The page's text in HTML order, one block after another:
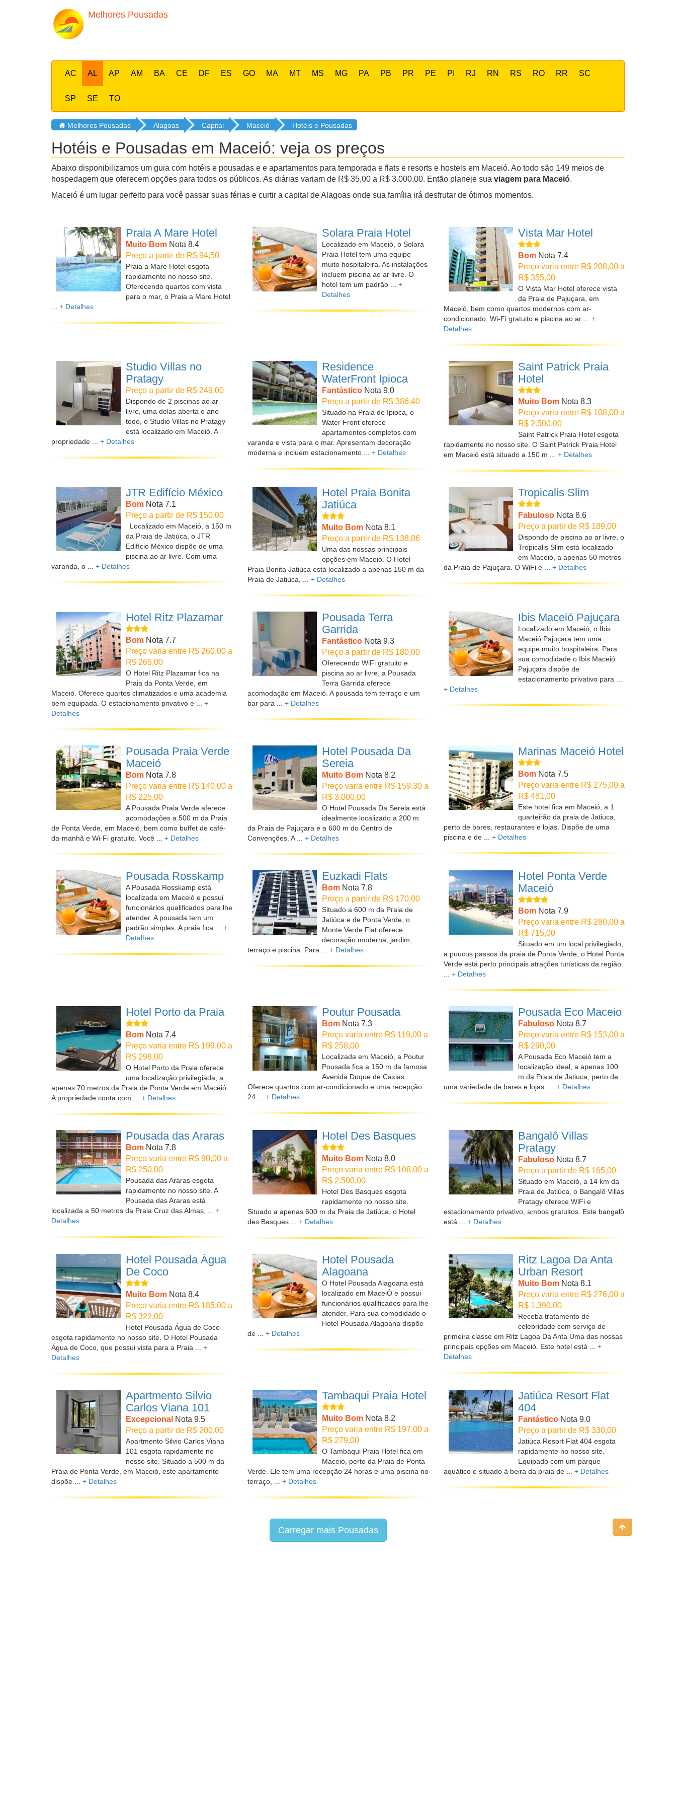
Melhores Pousadas
AC AL AP AM BA CE DF ES GO MA MT MS MG PA PB PR PE PI RJ RN RS RO RR SC
SP SE TO
Melhores Pousadas Alagoas Capital Maceió Hotéis e Pousadas
Hotéis e Pousadas em Maceió: veja os preços
Abaixo disponibilizamos um guia com hotéis e pousadas e e apartamentos para temporada e flats e resorts e hostels em Maceió. Ao todo são 149 meios de
hospedagem que oferecem opções para todos os públicos. As diárias variam de R$ 35,00 a R$ 3.000,00. Então planeje sua viagem para Maceió.
Maceió é um lugar perfeito para você passar suas férias e curtir a capital de Alagoas onde sua família irá desfrutar de ótimos momentos.
Praia A Mare Hotel
Muito Bom Nota 8.4
Preço a partir de R$ 94,50
Praia a Mare Hotel esgota
rapidamente no nosso site.
Oferecendo quartos com vista
para o mar, o Praia a Mare Hotel
+ Detalhes
Solara Praia Hotel
Localizado em Maceió, o Solara
Praia Hotel tem uma equipe
muito hospitaleira. As instalações
incluem piscina ao ar livre. O
hotel tem um padrão ... +
Detalhes
Vista Mar Hotel
Bom Nota 7.4
Preço varia entre R$ 208,00 a
R$ 355,00
O Vista Mar Hotel oferece vista
da Praia de Pajuçara, em
Maceió, bem como quartos modernos com ar-
condicionado, Wi-Fi gratuito e piscina ao ar ... +
Detalhes
Studio Villas no
Pratagy
Preço a partir de R$ 249,00
Dispondo de 2 piscinas ao ar
livre, uma delas aberta o ano
todo, o Studio Villas no Pratagy
está localizado em Maceió. A
propriedade ... + Detalhes
Residence
WaterFront Ipioca
Fantástico Nota 9.0
Preço a partir de R$ 386,40
Situado na Praia de Ipioca, o
Water Front oferece
apartamentos completos com
varanda e vista para o mar. Apresentam decoração
moderna e incluem estacionamento ... + Detalhes
Saint Patrick Praia
Hotel
Muito Bom Nota 8.3
Preço varia entre R$ 108,00 a
R$ 2.500,00
Saint Patrick Praia Hotel esgota
rapidamente no nosso site. O Saint Patrick Praia Hotel
em Maceió está situado a 150 m ... + Detalhes
JTR Edifício México
Bom Nota 7.1
Preço a partir de R$ 150,00
Localizado em Maceió, a 150 m
da Praia de Jatiúca, o JTR
Edifício México dispõe de uma
piscina ao ar livre. Com uma
varanda, o ... + Detalhes
Hotel Praia Bonita
Jatiúca
Muito Bom Nota 8.1
Preço a partir de R$ 138,86
Uma das nossas principais
opções em Maceió. O Hotel
Praia Bonita Jatiúca está localizado a apenas 150 m da
Praia de Jatiúca, ... + Detalhes
Tropicalis Slim
Fabuloso Nota 8.6
Preço a partir de R$ 189,00
Dispondo de piscina ao ar livre, o
Tropicalis Slim está localizado
em Maceió, a apenas 50 metros
da Praia de Pajuçara. O WiFi e ... + Detalhes
Hotel Ritz Plazamar
Bom Nota 7.7
Preço varia entre R$ 260,00 a
R$ 265,00
O Hotel Ritz Plazamar fica na
Praia da Ponta Verde, em
Maceió. Oferece quartos climatizados e uma academia
bem equipada. O estacionamento privativo e ... +
Detalhes
Pousada Terra
Garrida
Fantástico Nota 9.3
Preço a partir de R$ 180,00
Oferecendo WiFi gratuito e
piscina ao ar livre, a Pousada
Terra Garrida oferece
acomodação em Maceió. A pousada tem terraço e um
bar para ... + Detalhes
Ibis Maceió Pajuçara
Localizado em Maceió, o Ibis
Maceió Pajuçara tem uma
equipe muito hospitaleira. Para
sua comodidade o Ibis Maceió
Pajuçara dispõe de
estacionamento privativo para ...
+ Detalhes
Pousada Praia Verde
Maceió
Bom Nota 7.8
Preço varia entre R$ 140,00 a
R$ 225,00
A Pousada Praia Verde aferece
acomodações a 500 m da Praia
de Ponta Verde, em Maceió, bem como buffet de café-
da-manhã e Wi-Fi gratuito. Você ... + Detalhes
Hotel Pousada Da
Sereia
Muito Bom Nota 8.2
Preço varia entre R$ 159,30 a
R$ 3.000,00
O Hotel Pousada Da Sereia está
idealmente localizado a 200 m
da Praia de Pajuçara e a 600 m do Centro de
Convenções. A ... + Detalhes
Marinas Maceió Hotel
Bom Nota 7.5
Preço varia entre R$ 275,00 a
R$ 481,00
Este hotel fica em Maceió, a 1
quarteirão da praia de Jatiuca,
perto de bares, restaurantes e lojas. Dispõe de uma
piscina e de ... + Detalhes
Pousada Rosskamp
A Pousada Rosskamp está
localizada em Maceió e possui
funcionários qualificados para lhe
atender. A pousada tem um
padrão simples. A praia fica ... +
Detalhes
Euzkadi Flats
Bom Nota 7.8
Preço a partir de R$ 170,00
Situado a 600 m da Praia de
Jatiúca e de Ponta Verde, o
Monte Verde Flat oferece
decoração moderna, jardim,
terraço e piscina. Para ... + Detalhes
Hotel Ponta Verde
Maceió
Bom Nota 7.9
Preço varia entre R$ 280,00 a
R$ 715,00
Situado em um local privilegiado,
a poucos passos da praia de Ponta Verde, o Hotel Ponta
Verde está perto principais atrações turísticas da região.
+ Detalhes
Hotel Porto da Praia
Bom Nota 7.4
Preço varia entre R$ 199,00 a
R$ 298,00
O Hotel Porto da Praia oferece
uma localização privilegiada, a
apenas 70 metros da Praia de Ponta Verde em Maceió.
A propriedade conta com ... + Detalhes
Poutur Pousada
Bom Nota 7.3
Preço varia entre R$ 119,00 a
R$ 258,00
Localizada em Maceió, a Poutur
Pousada fica a 150 m da famosa
Avenida Duque de Caxias.
Oferece quartos com ar-condicionado e uma recepção
24 ... + Detalhes
Pousada Eco Maceio
Fabuloso Nota 8.7
Preço varia entre R$ 153,00 a
R$ 290,00
A Pousada Eco Maceió tem a
localização ideal, a apenas 100
m da Praia de Jatiuca, perto de
uma variedade de bares e lojas. ... + Detalhes
Pousada das Araras
Bom Nota 7.8
Preço varia entre R$ 90,00 a
R$ 250,00
Pousada das Araras esgota
rapidamente no nosso site. A
Pousada das Araras está
localizada a 50 metros da Praia Cruz das Almas, ... +
Detalhes
Hotel Des Basques
Muito Bom Nota 8.0
Preço varia entre R$ 108,00 a
R$ 2.500,00
Hotel Des Basques esgota
rapidamente no nosso site.
Situado a apenas 600 m da Praia de Jatiúca, o Hotel
des Basques ... + Detalhes
Bangalô Villas
Pratagy
Fabuloso Nota 8.7
Preço a partir de R$ 165,00
Situado em Maceió, a 14 km da
Praia de Jatiúca, o Bangalô Villas
Pratagy oferece WiFi e
estacionamento privativo, ambos gratuitos. Este bangalô
está ... + Detalhes
Hotel Pousada Água
De Coco
Muito Bom Nota 8.4
Preço varia entre R$ 185,00 a
R$ 322,00
Hotel Pousada Água de Coco
esgota rapidamente no nosso site. O Hotel Pousada
Água de Coco, que possui vista para a Praia ... +
Detalhes
Hotel Pousada
Alagoana
O Hotel Pousada Alagoana está
localizado em MaceiÓ e possui
funcionários qualificados para lhe
atender. Para sua comodidade o
Hotel Pousada Alagoana dispõe
de ... + Detalhes
Ritz Lagoa Da Anta
Urban Resort
Muito Bom Nota 8.1
Preço varia entre R$ 276,00 a
R$ 1.390,00
Receba tratamento de
celebridade com serviço de
primeira classe em Ritz Lagoa Da Anta Uma das nossas
principais opções em Maceió. Este hotel está ... +
Detalhes
Apartmento Silvio
Carlos Viana 101
Excepcional Nota 9.5
Preço a partir de R$ 200,00
Apartmento Silvio Carlos Viana
101 esgota rapidamente no
nosso site. Situado a 500 m da
Praia de Ponta Verde, em Maceió, este apartamento
dispõe ... + Detalhes
Tambaqui Praia Hotel
Muito Bom Nota 8.2
Preço varia entre R$ 197,00 a
R$ 279,00
O Tambaqui Praia Hotel fica em
Maceió, perto da Praia de Ponta
Verde. Ele tem uma recepção 24 horas e uma piscina no
terraço, ... + Detalhes
Jatiúca Resort Flat
404
Fantástico Nota 9.0
Preço a partir de R$ 330,00
Jatiúca Resort Flat 404 esgota
rapidamente no nosso site.
Equipado com um parque
aquático e situado à beira da praia de ... + Detalhes
Carregar mais Pousadas